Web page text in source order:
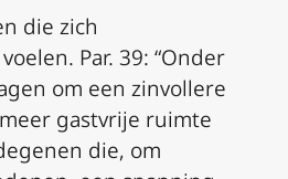
die zich
Par. 39: “Onder
om een zinvollere
gastvrije ruimte
die, om